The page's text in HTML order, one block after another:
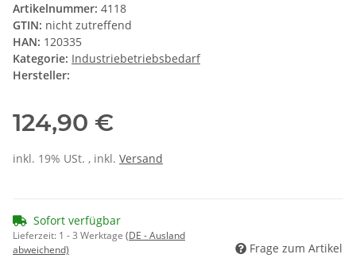
Artikelnummer: 4118
GTIN: nicht zutreffend
HAN: 120335
Kategorie: Industriebetriebsbedarf
Hersteller:
124,90 €
inkl. 19% USt. , inkl. Versand
Sofort verfügbar
Lieferzeit: 1 - 3 Werktage (DE - Ausland
abweichend)
Frage zum Artikel